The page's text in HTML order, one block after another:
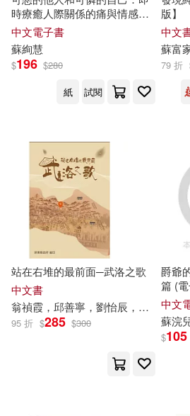
（法）聖·埃克蘇佩里(20)
李傑（主編）(19) 王水
蘇纓(19)
（蘇）馬克西姆·高爾基(19)
《蘇州全書》編纂出版委員
ホットエンターテイメント
上海美術電影制片廠(18)
乃木坂太郎(18)
Linfair Records Limited(114)
江蘇文藝出版社(114)
北京科學技術出版社(112)
北京郵電大學出版社(112)
台灣東販(112)
西安交通大學出版社(111)
時療癒人際關係的痛與情感內
傷 (電子書)
中文電子書
蘇絢慧
$196 $280
紙
試閱
版】
中文
蘇富
79 折
站在右堆的最前面─武洛之歌
中文書
翁禎霞，邱善寧，劉怡辰，李煥源，邱薇樺，張曼玲，陳翊溎，邱怡蓉，
95 折 $285 $300
爵爺
篇 (
中文
蘇浣
$105